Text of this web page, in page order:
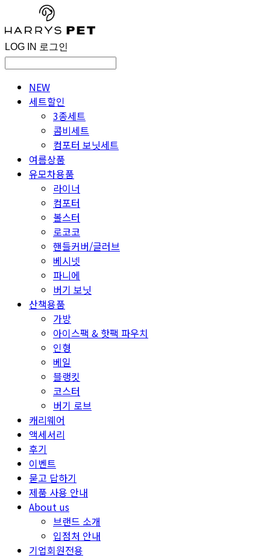
LOG IN 로그인
NEW
세트할인
3종세트
콤비세트
컴포터 보닛세트
여름상품
유모차용품
라이너
컴포터
볼스터
로코코
핸들커버/글러브
베시넷
파니에
버기 보닛
산책용품
가방
아이스팩 & 핫팩 파우치
인형
베일
블랭킷
코스터
버기 로브
캐리웨어
액세서리
후기
이벤트
묻고 답하기
제품 사용 안내
About us
브랜드 소개
입점처 안내
기업회원전용